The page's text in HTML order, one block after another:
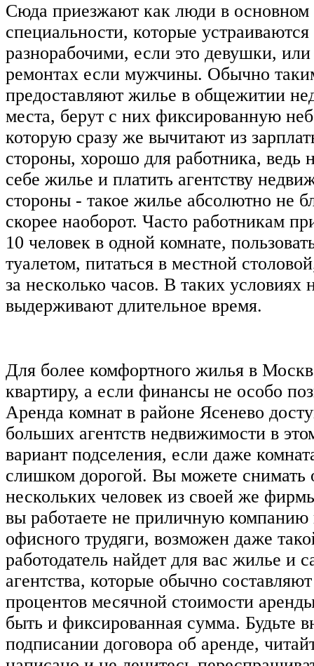
Сюда приезжают как люди в основном
специальности, которые
разнорабочими, если это девушки, или
ремонтах если мужчины. Обычно
предоставляют жилье в общежитии
места, берут с них фиксированную
которую сразу же вычитают из
стороны, хорошо для работника, ведь
себе жилье и платить агентству
стороны - такое жилье абсолютно не
скорее наоборот. Часто работникам
10 человек в одной комнате,
туалетом, питаться в местной
за несколько часов. В таких условиях
выдерживают длительное время.
Для более комфортного жилья в
квартиру, а если финансы не особо
Аренда комнат в районе Ясенево
больших агентств недвижимости в
вариант подселения, если даже
слишком дорогой. Вы можете снимать
нескольких человек из своей же
вы работаете не приличную компанию
офисного трудяги, возможен даже
работодатель найдет для вас жилье и
агентства, которые обычно
процентов месячной стоимости
быть и фиксированная сумма. Будьте
подписании договора об аренде,